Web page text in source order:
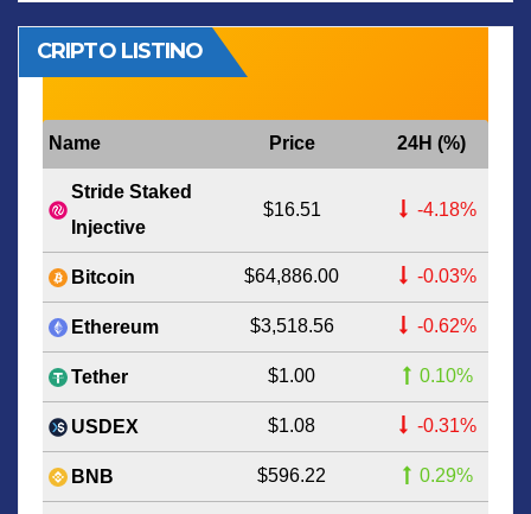
CRIPTO LISTINO
Name Price 24H (%)
Stride Staked
Injective
$16.51 -4.18%
Bitcoin $64,886.00 -0.03%
Ethereum $3,518.56 -0.62%
Tether $1.00 0.10%
USDEX $1.08 -0.31%
BNB $596.22 0.29%